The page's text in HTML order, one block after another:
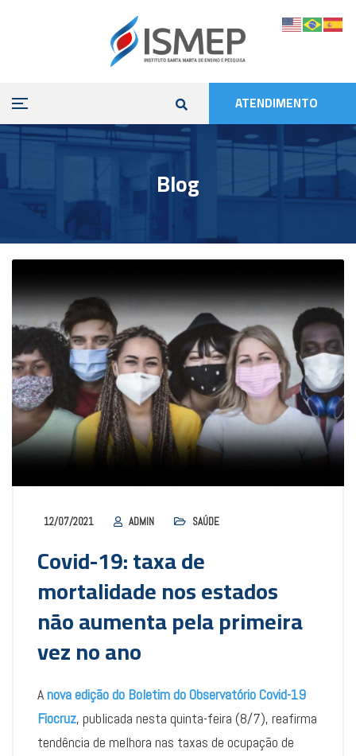
ATENDIMENTO
Blog
12/07/2021 ADMIN SAÚDE
Covid-19: taxa de
mortalidade nos estados
não aumenta pela primeira
vez no ano
Anova edição do Boletim do Observatório Covid-19
Fiocruz, publicada nesta quinta-feira (8/7), reafirma
tendência de melhora nas taxas de ocupação de